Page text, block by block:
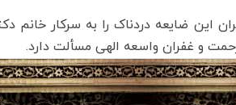
این ضایعه دردناک را به سرکار خانم
و غفران واسعه الهی مسألت دارد.